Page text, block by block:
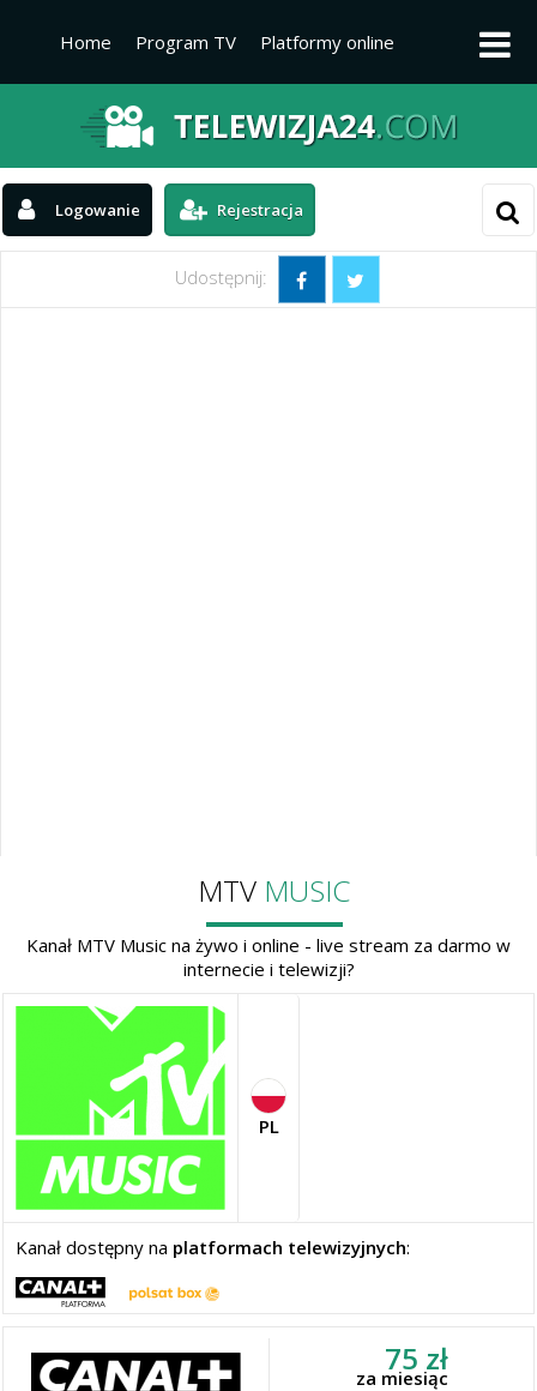
Home Program TV Platformy online
Platformy TV Kanały telewizyjne Aktualności
Logowanie Rejestracja
Udostępnij:
MTV MUSIC
Kanał MTV Music na żywo i online - live stream za darmo w
internecie i telewizji?
PL
Kanał dostępny na platformach telewizyjnych:
75 zł
za miesiąc